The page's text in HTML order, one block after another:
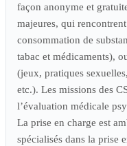
façon anonyme et
majeures, qui
consommation de
tabac et médicaments),
(jeux, pratiques
etc.). Les missions des
l’évaluation médicale
La prise en charge est
spécialisés dans la prise